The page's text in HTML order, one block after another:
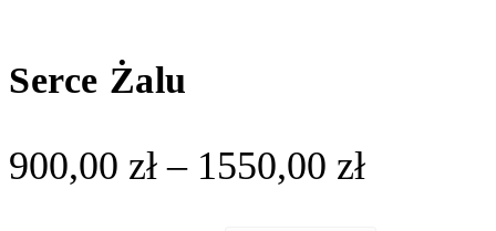
Serce Żalu
900,00 zł – 1550,00 złcen:
od